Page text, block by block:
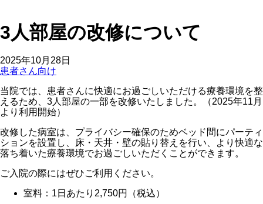
3人部屋の改修について
2025年10月28日
患者さん向け
当院では、患者さんに快適にお過ごしいただける療養環境を整
えるため、3人部屋の一部を改修いたしました。（2025年11月
より利用開始）
改修した病室は、プライバシー確保のためベッド間にパーティ
ションを設置し、床・天井・壁の貼り替えを行い、より快適な
落ち着いた療養環境でお過ごしいただくことができます。
ご入院の際にはぜひご利用ください。
室料：1日あたり2,750円（税込）